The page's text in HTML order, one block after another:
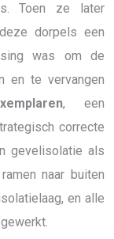
Toen ze later
dorpels een
was om de
en te vervangen
, een
correcte
gevelisolatie als
naar buiten
en alle